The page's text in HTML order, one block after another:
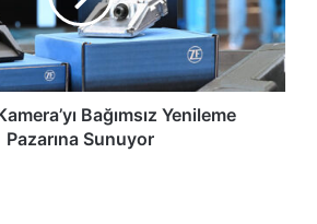
Bağımsız Yenileme
Pazarına Sunuyor